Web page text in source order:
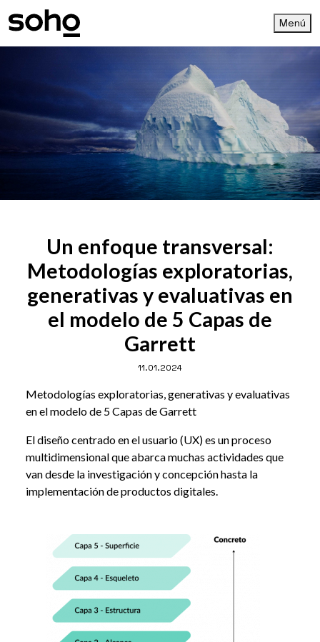
Menú
Un enfoque transversal:
Metodologías exploratorias,
generativas y evaluativas en
el modelo de 5 Capas de
Garrett
11.01.2024
Metodologías exploratorias, generativas y evaluativas
en el modelo de 5 Capas de Garrett
El diseño centrado en el usuario (UX) es un proceso
multidimensional que abarca muchas actividades que
van desde la investigación y concepción hasta la
implementación de productos digitales.